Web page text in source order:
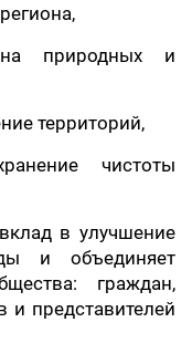
природных и
территорий,
чистоты
в улучшение
и объединяет
граждан,
и представителей